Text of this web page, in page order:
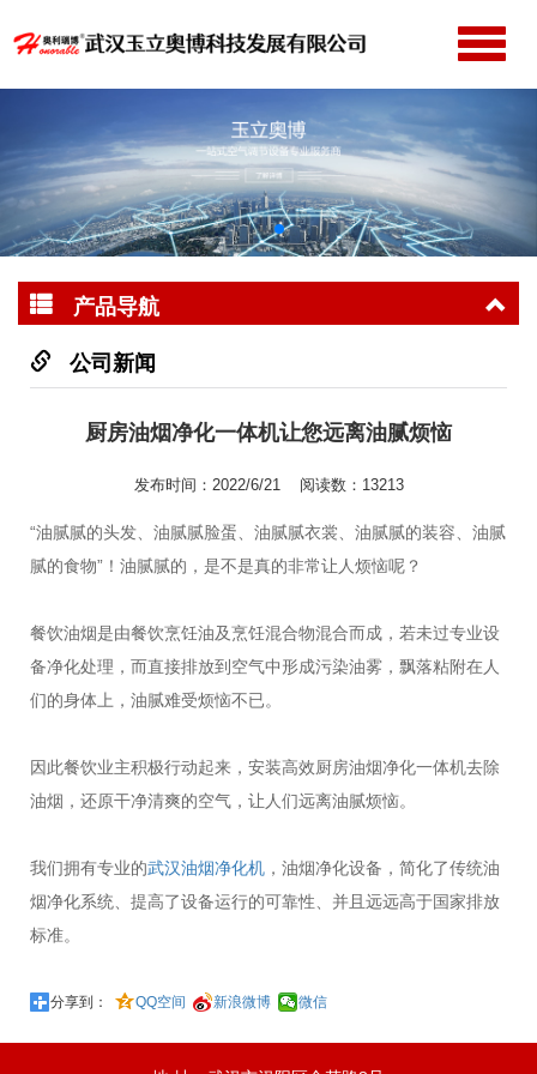
切
航
公司简介
产品中心
新闻动态
产品导航
公司新闻
厨房油烟净化一体机让您远离油腻烦恼
发布时间：2022/6/21 阅读数：13213
“油腻腻的头发、油腻腻脸蛋、油腻腻衣裳、油腻腻的装容、油腻
腻的食物”！油腻腻的，是不是真的非常让人烦恼呢？
餐饮油烟是由餐饮烹饪油及烹饪混合物混合而成，若未过专业设
备净化处理，而直接排放到空气中形成污染油雾，飘落粘附在人
们的身体上，油腻难受烦恼不已。
因此餐饮业主积极行动起来，安装高效厨房油烟净化一体机去除
油烟，还原干净清爽的空气，让人们远离油腻烦恼。
我们拥有专业的武汉油烟净化机 ，油烟净化设备，简化了传统油
烟净化系统、提高了设备运行的可靠性、并且远远高于国家排放
标准。
分享到： QQ空间 新浪微博 微信